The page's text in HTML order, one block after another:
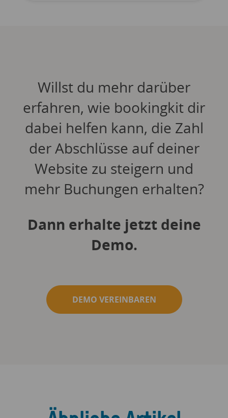
Willst du mehr darüber
erfahren, wie bookingkit dir
dabei helfen kann, die Zahl
der Abschlüsse auf deiner
Website zu steigern und
mehr Buchungen erhalten?
Dann erhalte jetzt deine
Demo.
DEMO VEREINBAREN